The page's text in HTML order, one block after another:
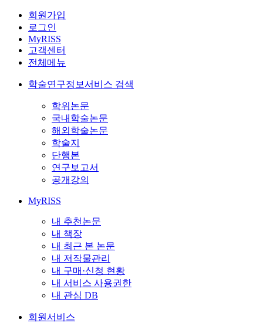
회원가입
로그인
MyRISS
고객센터
전체메뉴
학술연구정보서비스 검색
학위논문
국내학술논문
해외학술논문
학술지
단행본
연구보고서
공개강의
MyRISS
내 추천논문
내 책장
내 최근 본 논문
내 저작물관리
내 구매·신청 현황
내 서비스 사용권한
내 관심 DB
회원서비스